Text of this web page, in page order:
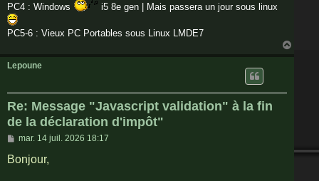
PC4 : Windows
i5 8e gen | Mais passera un jour sous linux
PC5-6 : Vieux PC Portables sous Linux LMDE7
Lepoune
Re: Message "Javascript validation" à la fin
de la déclaration d'impôt"
M
s
mar. 14 juil. 2026 18:17
Bonjour,